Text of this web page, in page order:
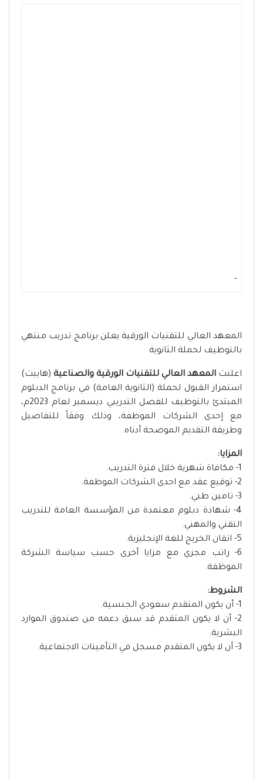
-
المعهد العالي للتقنيات الورقية يعلن برنامج تدريب منتهي
بالتوظيف لحملة الثانوية
اعلنت المعهد العالي للتقنيات الورقية والصناعية (هايبت)
استمرار القبول لحملة (الثانوية العامة) في برنامج الدبلوم
المبتدئ بالتوظيف للفصل التدريبي ديسمبر لعام 2023م،
مع إحدى الشركات الموظفة، وذلك وفقاً للتفاصيل
وطريقة التقديم الموضحة أدناه.
المزايا:
1- مكافاة شهرية خلال فترة التدريب.
2- توقيع عقد مع احدى الشركات الموظفة.
3- تامين طبي.
4- شهادة دبلوم معتمدة من المؤسسة العامة للتدريب
التقني والمهني.
5- اتقان الخريج للغة الإنجليزية.
6- راتب مجزي مع مزايا أخرى حسب سياسة الشركة
الموظفة.
الشروط:
1- أن يكون المتقدم سعودي الجنسية.
2- أن لا يكون المتقدم قد سبق دعمه من صندوق الموارد
البشرية.
3- أن لا يكون المتقدم مسجل في التأمينات الاجتماعية.